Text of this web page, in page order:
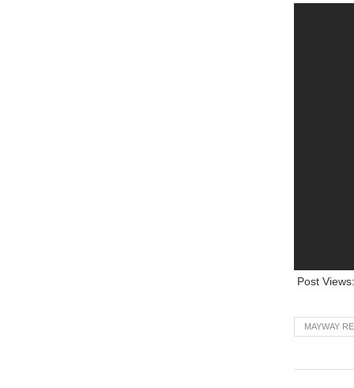
Post Views:
MAYWAY